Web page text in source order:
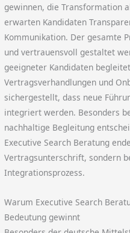
gewinnen, die Transformation
erwarten Kandidaten
Kommunikation. Der gesamte
und vertrauensvoll gestaltet
geeigneter Kandidaten
Vertragsverhandlungen und
sichergestellt, dass neue
integriert werden. Besonders
nachhaltige Begleitung
Executive Search Beratung
Vertragsunterschrift, sondern
Integrationsprozess.
Warum Executive Search
Bedeutung gewinnt